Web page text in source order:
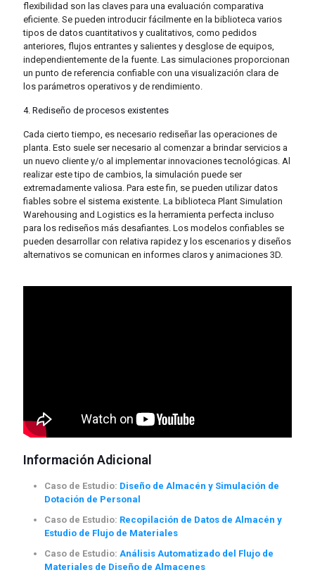
flexibilidad son las claves para una evaluación comparativa
eficiente. Se pueden introducir fácilmente en la biblioteca varios
tipos de datos cuantitativos y cualitativos, como pedidos
anteriores, flujos entrantes y salientes y desglose de equipos,
independientemente de la fuente. Las simulaciones proporcionan
un punto de referencia confiable con una visualización clara de
los parámetros operativos y de rendimiento.
4. Rediseño de procesos existentes
Cada cierto tiempo, es necesario rediseñar las operaciones de
planta. Esto suele ser necesario al comenzar a brindar servicios a
un nuevo cliente y/o al implementar innovaciones tecnológicas. Al
realizar este tipo de cambios, la simulación puede ser
extremadamente valiosa. Para este fin, se pueden utilizar datos
fiables sobre el sistema existente. La biblioteca Plant Simulation
Warehousing and Logistics es la herramienta perfecta incluso
para los rediseños más desafiantes. Los modelos confiables se
pueden desarrollar con relativa rapidez y los escenarios y diseños
alternativos se comunican en informes claros y animaciones 3D.
Información Adicional
Caso de Estudio: Diseño de Almacén y Simulación de
Dotación de Personal
Caso de Estudio: Recopilación de Datos de Almacén y
Estudio de Flujo de Materiales
Caso de Estudio: Análisis Automatizado del Flujo de
Materiales de Diseño de Almacenes